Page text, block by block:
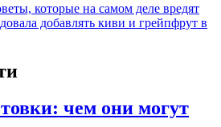
которые на самом деле вредят
добавлять киви и грейпфрут в
чем они могут